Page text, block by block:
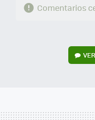
Comentarios